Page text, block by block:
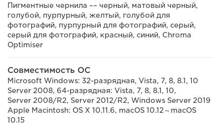
Пигментные чернила –– черный, матовый черный,
голубой, пурпурный, желтый, голубой для
фотографий, пурпурный для фотографий, серый,
серый для фотографий, красный, синий, Chroma
Optimiser
Совместимость ОС
Microsoft Windows: 32-разрядная, Vista, 7, 8, 8.1, 10
Server 2008, 64-разрядная: Vista, 7, 8, 8.1, 10,
Server 2008/R2, Server 2012/R2, Windows Server 2019
Apple Macintosh: OS X 10.11.6, macOS 10.12～macOS
10.15